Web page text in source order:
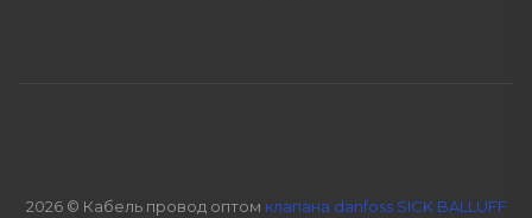
2026 © Кабель провод оптом клапана danfoss SICK BALLUFF